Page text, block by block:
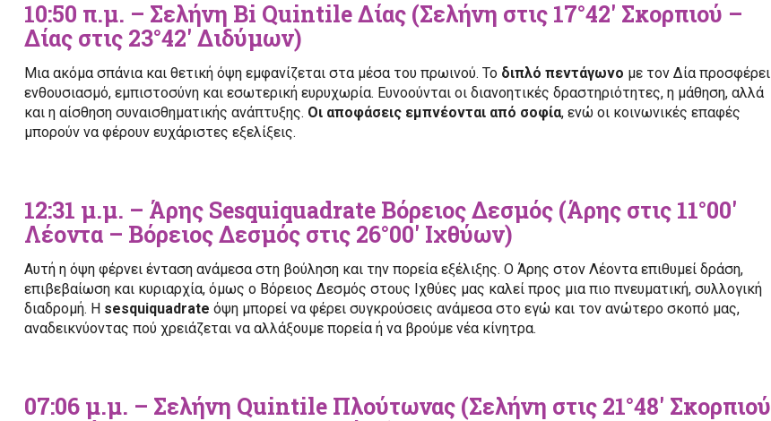
10:50 π.μ. – Σελήνη Bi Quintile Δίας (Σελήνη στις 17°42′ Σκορπιού –
Δίας στις 23°42′ Διδύμων)
Μια ακόμα σπάνια και θετική όψη εμφανίζεται στα μέσα του πρωινού. Το διπλό πεντάγωνο με τον Δία προσφέρει
ενθουσιασμό, εμπιστοσύνη και εσωτερική ευρυχωρία. Ευνοούνται οι διανοητικές δραστηριότητες, η μάθηση, αλλά
και η αίσθηση συναισθηματικής ανάπτυξης. Οι αποφάσεις εμπνέονται από σοφία, ενώ οι κοινωνικές επαφές
μπορούν να φέρουν ευχάριστες εξελίξεις.
12:31 μ.μ. – Άρης Sesquiquadrate Βόρειος Δεσμός (Άρης στις 11°00′
Λέοντα – Βόρειος Δεσμός στις 26°00′ Ιχθύων)
Αυτή η όψη φέρνει ένταση ανάμεσα στη βούληση και την πορεία εξέλιξης. Ο Άρης στον Λέοντα επιθυμεί δράση,
επιβεβαίωση και κυριαρχία, όμως ο Βόρειος Δεσμός στους Ιχθύες μας καλεί προς μια πιο πνευματική, συλλογική
διαδρομή. Η sesquiquadrate όψη μπορεί να φέρει συγκρούσεις ανάμεσα στο εγώ και τον ανώτερο σκοπό μας,
αναδεικνύοντας πού χρειάζεται να αλλάξουμε πορεία ή να βρούμε νέα κίνητρα.
07:06 μ.μ. – Σελήνη Quintile Πλούτωνας (Σελήνη στις 21°48′ Σκορπιού